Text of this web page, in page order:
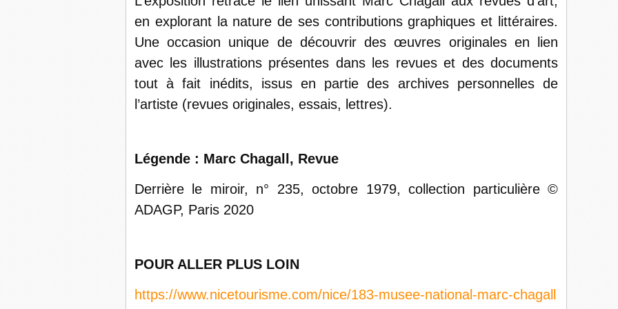
en explorant la nature de ses contributions graphiques et littéraires.
Une occasion unique de découvrir des œuvres originales en lien
avec les illustrations présentes dans les revues et des documents
tout à fait inédits, issus en partie des archives personnelles de
l’artiste (revues originales, essais, lettres).
Légende : Marc Chagall, Revue
Derrière le miroir, n° 235, octobre 1979, collection particulière ©
ADAGP, Paris 2020
POUR ALLER PLUS LOIN
https://www.nicetourisme.com/nice/183-musee-national-marc-chagall